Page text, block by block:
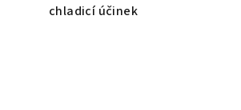
chladicí účinek